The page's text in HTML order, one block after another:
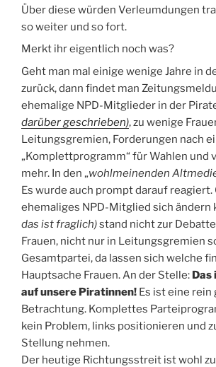
Über diese würden Verleumdungen
so weiter und so fort.
Merkt ihr eigentlich noch was?
Geht man mal einige wenige Jahre in
zurück, dann findet man
ehemalige NPD-Mitglieder in der
darüber geschrieben), zu wenige
Leitungsgremien, Forderungen nach
„Komplettprogramm“ für Wahlen und
mehr. In den „wohlmeinenden
Es wurde auch prompt darauf reagiert.
ehemaliges NPD-Mitglied sich ändern
das ist fraglich)stand nicht zur
Frauen, nicht nur in Leitungsgremien
Gesamtpartei, da lassen sich welche
Hauptsache Frauen. An der Stelle: Das
auf unsere Piratinnen! Es ist eine
Betrachtung. Komplettes
kein Problem, links positionieren und
Stellung nehmen.
Der heutige Richtungsstreit ist wohl